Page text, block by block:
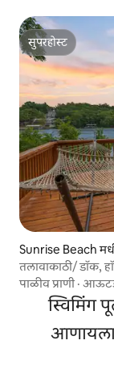
सुपरहोस्ट
सुपरहोस्ट
Sunrise Beach
तलावाकाठी/ डॉक,
पाळीव प्राणी ·
स्विमिंग
आणायला